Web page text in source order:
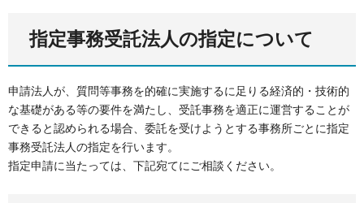
指定事務受託法人の指定について
申請法人が、質問等事務を的確に実施するに足りる経済的・技術的
な基礎がある等の要件を満たし、受託事務を適正に運営することが
できると認められる場合、委託を受けようとする事務所ごとに指定
事務受託法人の指定を行います。
指定申請に当たっては、下記宛てにご相談ください。